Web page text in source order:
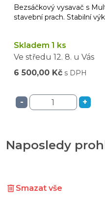
Bezsáčkový vysavač s
stavební prach. Stabilní
Skladem 1 ks
Ve středu 12. 8. u Vás
6 500,00 Kč s DPH
- +
Naposledy
Smazat vše